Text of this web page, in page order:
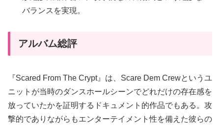
バランスを実現。
アルバム総評
『Scared From The Crypt』は、Scare Dem Crewというユ
ニットが当時のダンスホールシーンでどれだけの存在感を
放っていたかを証明するドキュメント的作品でもある。攻
撃的でありながらもエンターテイメント性を備えた彼らの